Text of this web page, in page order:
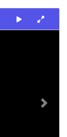
Next